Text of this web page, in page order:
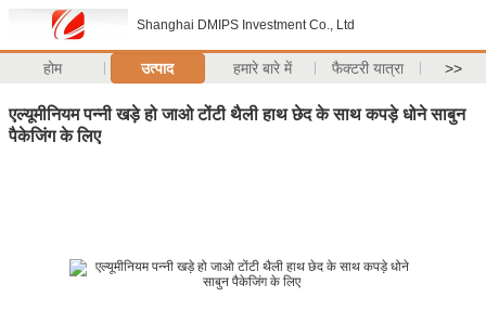
Shanghai DMIPS Investment Co., Ltd
होम उत्पाद हमारे बारे में फैक्टरी यात्रा >>
एल्यूमीनियम पन्नी खड़े हो जाओ टोंटी थैली हाथ छेद के साथ कपड़े धोने साबुन
पैकेजिंग के लिए